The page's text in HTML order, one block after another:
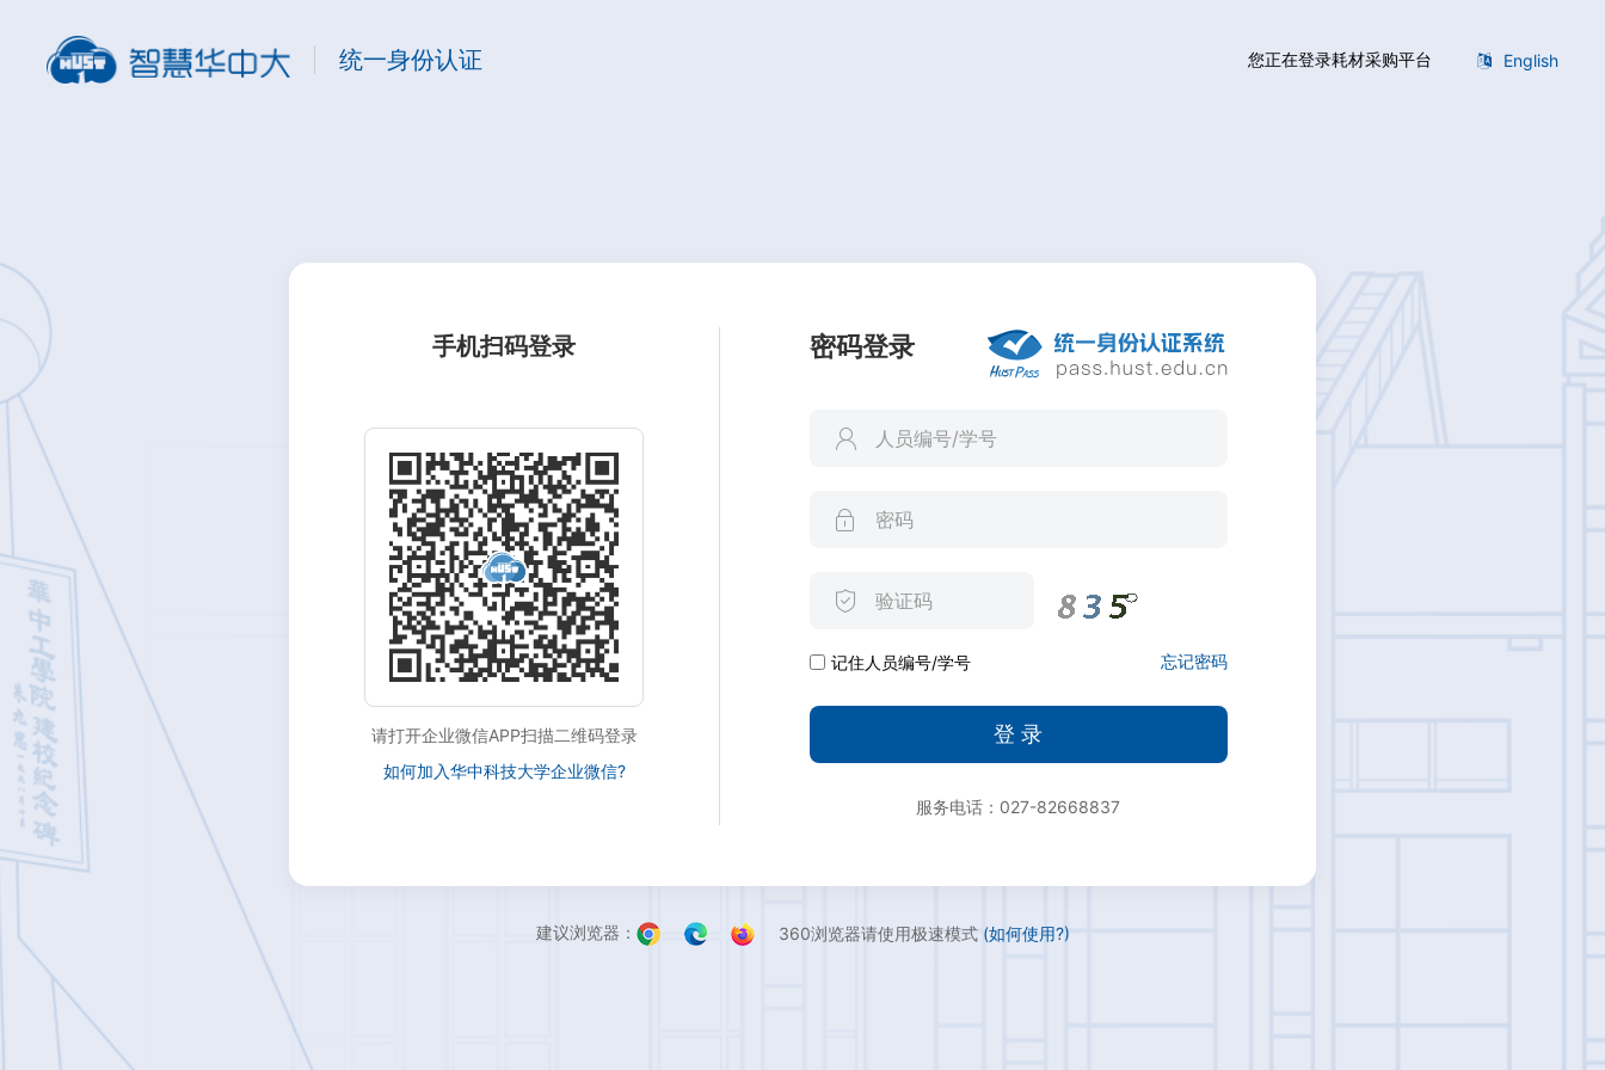
统一身份认证 您正在登录耗材采购平台 English
手机扫码登录
请打开企业微信APP扫描二维码登录
如何加入华中科技大学企业微信?
密码登录
记住人员编号/学号 忘记密码
登 录
服务电话：027-82668837
建议浏览器： 360浏览器请使用极速模式 (如何使用?)